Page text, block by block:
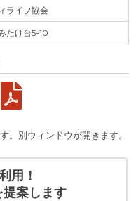
ライフ協会
たけ台5-10
。別ウィンドウが開きます。
用！
案します